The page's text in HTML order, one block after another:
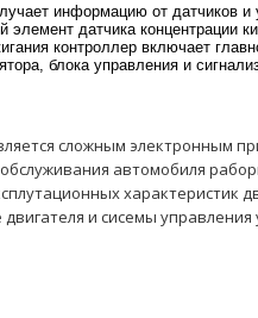
информацию от датчиков и
элемент датчика концентрации
контроллер включает
блока управления и
сложным электронным
автомобиля
характеристик
и сисемы управления